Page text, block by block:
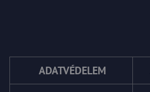
ADATVÉDELEM